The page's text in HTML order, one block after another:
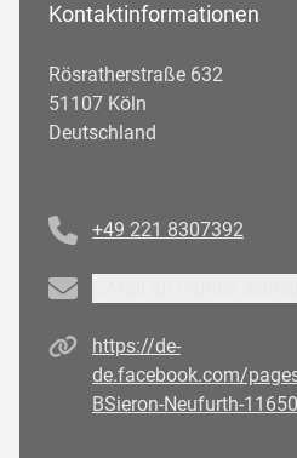
Kontaktinformationen
Rösratherstraße 632
51107 Köln
Deutschland
+49 221 8307392
Email
Homepagehttps://de-
de.facebook.com/
BSieron-Neufurth-